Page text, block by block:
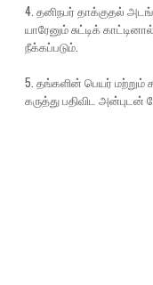
4. தனிநபர் தாக்குதல்
யாரேனும் சுட்டிக்
நீக்கப்படும்.
5. தங்களின் பெயர் மற்றும்
கருத்து பதிவிட